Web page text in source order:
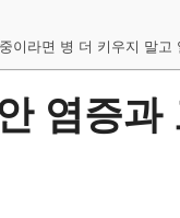
이라면 병 더 키우지 말
염증과